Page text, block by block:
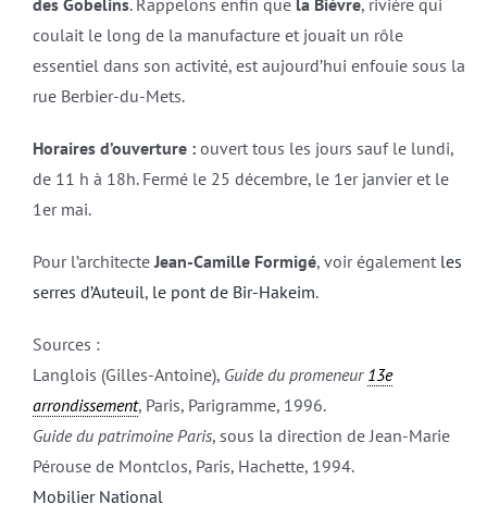
des Gobelins. Rappelons enfin que la Bièvre, rivière qui
coulait le long de la manufacture et jouait un rôle
essentiel dans son activité, est aujourd’hui enfouie sous la
rue Berbier-du-Mets.
Horaires d’ouverture :ouvert tous les jours sauf le lundi,
de 11 h à 18h. Fermé le 25 décembre, le 1er janvier et le
1er mai.
Pour l’architecteJean-Camille Formigé, voir également les
serres d’Auteuil, le pont de Bir-Hakeim.
Sources :
Langlois (Gilles-Antoine), Guide du promeneur 13e
arrondissement, Paris, Parigramme, 1996.
Guide du patrimoine Paris, sous la direction de Jean-Marie
Pérouse de Montclos, Paris, Hachette, 1994.
Mobilier National